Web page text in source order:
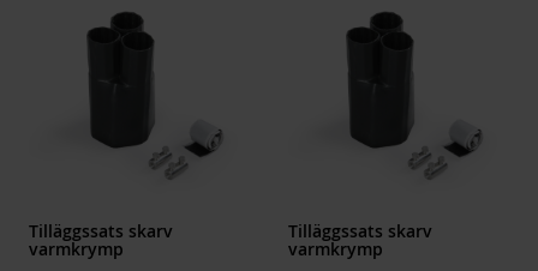
Tilläggssats skarv
varmkrymp
Tilläggssats skarv
varmkrymp